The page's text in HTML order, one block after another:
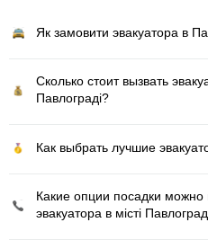
Як замовити эвакуатора в
Сколько стоит вызвать
Павлограді?
Как выбрать лучшие
Какие опции посадки можно
эвакуатора в місті